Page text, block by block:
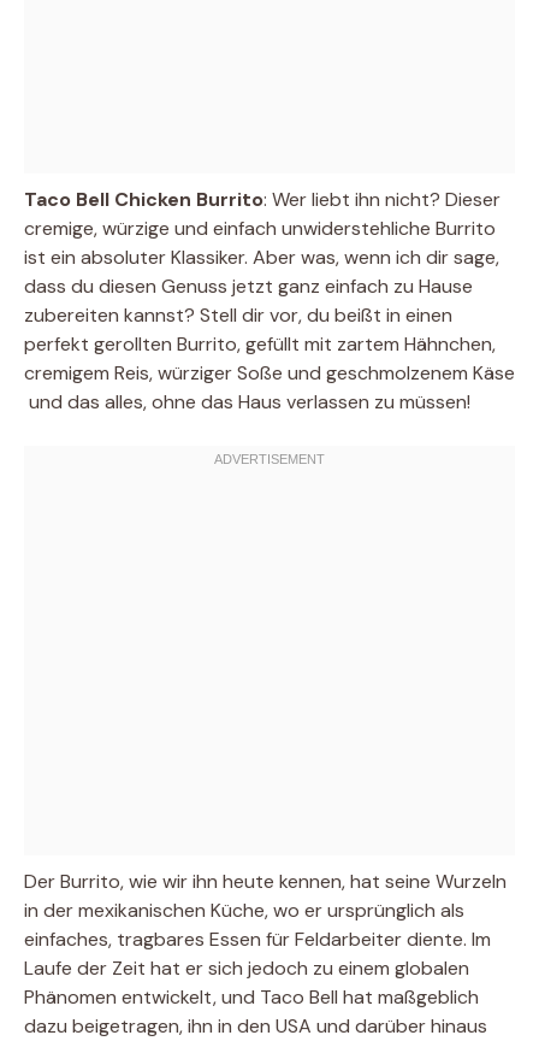
Taco Bell Chicken Burrito: Wer liebt ihn nicht? Dieser
cremige, würzige und einfach unwiderstehliche Burrito
ist ein absoluter Klassiker. Aber was, wenn ich dir sage,
dass du diesen Genuss jetzt ganz einfach zu Hause
zubereiten kannst? Stell dir vor, du beißt in einen
perfekt gerollten Burrito, gefüllt mit zartem Hähnchen,
cremigem Reis, würziger Soße und geschmolzenem Käse
 und das alles, ohne das Haus verlassen zu müssen!
Der Burrito, wie wir ihn heute kennen, hat seine Wurzeln
in der mexikanischen Küche, wo er ursprünglich als
einfaches, tragbares Essen für Feldarbeiter diente. Im
Laufe der Zeit hat er sich jedoch zu einem globalen
Phänomen entwickelt, und Taco Bell hat maßgeblich
dazu beigetragen, ihn in den USA und darüber hinaus